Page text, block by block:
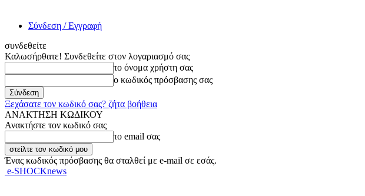
Σύνδεση / Εγγραφή
συνδεθείτε
Καλωσήρθατε! Συνδεθείτε στον λογαριασμό σας
το όνομα χρήστη σας
ο κωδικός πρόσβασης σας
Ξεχάσατε τον κωδικό σας? ζήτα βοήθεια
ΑΝΑΚΤΗΣΗ ΚΩΔΙΚΟΥ
Ανακτήστε τον κωδικό σας
το email σας
Ένας κωδικός πρόσβασης θα σταλθεί με e-mail σε εσάς.
e-SHOCKnews